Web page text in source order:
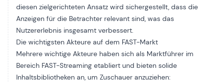
diesen zielgerichteten Ansatz wird sichergestellt, dass die
Anzeigen für die Betrachter relevant sind, was das
Nutzererlebnis insgesamt verbessert.
Die wichtigsten Akteure auf dem FAST-Markt
Mehrere wichtige Akteure haben sich als Marktführer im
Bereich FAST-Streaming etabliert und bieten solide
Inhaltsbibliotheken an, um Zuschauer anzuziehen: